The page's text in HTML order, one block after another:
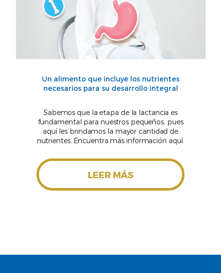
Un alimento que incluye los nutrientes
necesarios para su desarrollo integral
Sabemos que la etapa de la lactancia es
fundamental para nuestros pequeños, pues
aquí les brindamos la mayor cantidad de
nutrientes. Encuentra más información aquí.
LEER MÁS